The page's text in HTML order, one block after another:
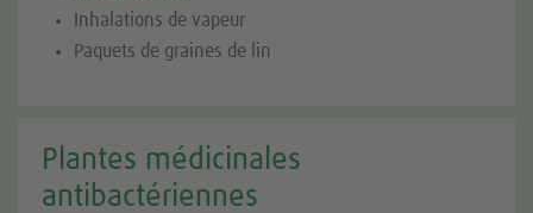
Inhalations de vapeur
Paquets de graines de lin
Plantes médicinales
antibactériennes